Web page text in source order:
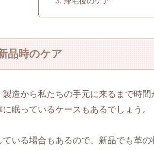
品時のケア
造から私たちの手元に来るまで時間
眠っているケースもあるでしょう。
いる場合もあるので、新品でも革